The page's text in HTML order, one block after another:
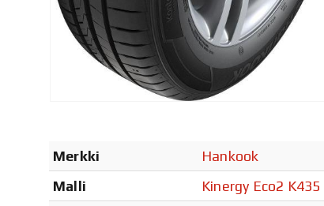
Merkki
Hankook
Malli
Kinergy Eco2 K435